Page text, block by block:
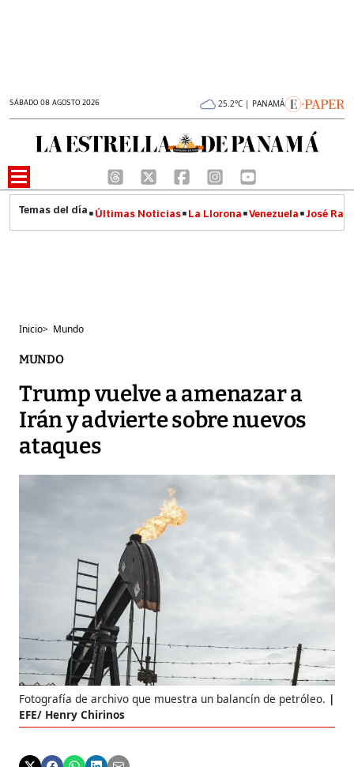
SÁBADO 08 AGOSTO 2026 25.2°C | PANAMÁ
Últimas Noticias La Llorona Venezuela José
Inicio> Mundo
MUNDO
Trump vuelve a amenazar a
Irán y advierte sobre nuevos
ataques
Fotografía de archivo que muestra un balancín de petróleo.
EFE/ Henry Chirinos